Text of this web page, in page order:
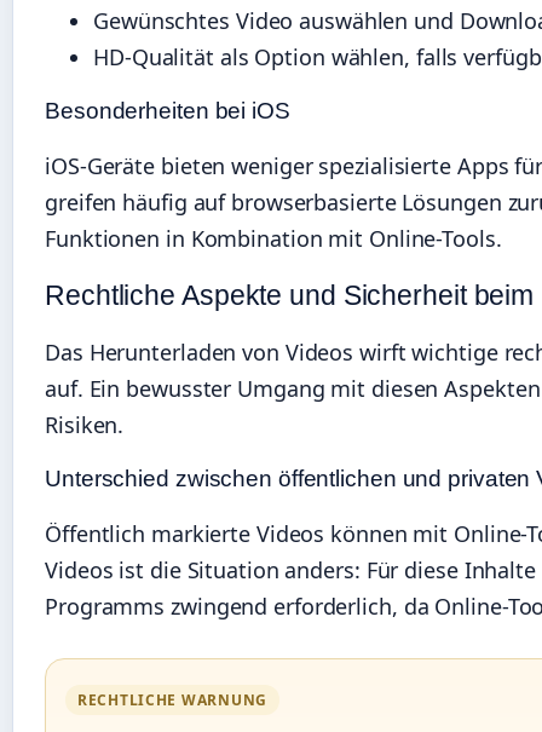
Gewünschtes Video auswählen und
HD-Qualität als Option wählen, falls
Besonderheiten bei iOS
iOS-Geräte bieten weniger spezialisierte Apps
greifen häufig auf browserbasierte Lösungen
Funktionen in Kombination mit Online-Tools.
Rechtliche Aspekte und Sicherheit
Das Herunterladen von Videos wirft wichtige
auf. Ein bewusster Umgang mit diesen
Risiken.
Unterschied zwischen öffentlichen und privaten
Öffentlich markierte Videos können mit Online-
Videos ist die Situation anders: Für diese
Programms zwingend erforderlich, da Online-
RECHTLICHE WARNUNG